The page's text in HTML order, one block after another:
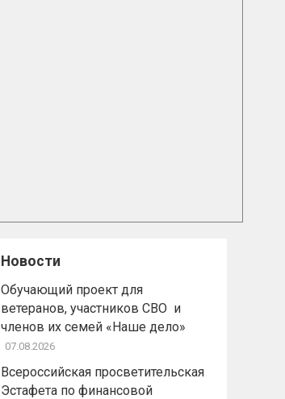
Новости
Обучающий проект для
ветеранов, участников СВО и
членов их семей «Наше дело»
07.08.2026
Всероссийская просветительская
Эстафета по финансовой